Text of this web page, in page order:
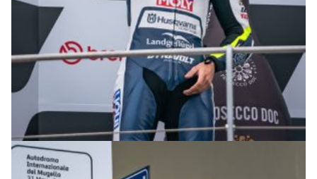
© R.Lekl & S.Wobser